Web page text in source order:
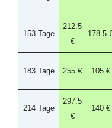
153 Tage
212.5
€
178.5
183 Tage 255 € 105 €
214 Tage
297.5
€
140 €